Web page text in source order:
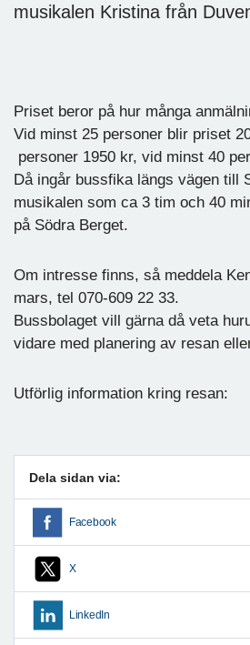
musikalen Kristina från
Priset beror på hur många
Vid minst 25 personer blir priset
personer 1950 kr, vid minst 40
Då ingår bussfika längs vägen till
musikalen som ca 3 tim och 40
på Södra Berget.
Om intresse finns, så meddela
mars, tel 070-609 22 33.
Bussbolaget vill gärna då veta
vidare med planering av resan
Utförlig information kring resan:
Dela sidan via:
Facebook
X
LinkedIn